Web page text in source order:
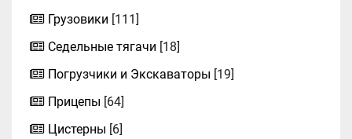
Грузовики [111]
Седельные тягачи [18]
Погрузчики и Экскаваторы [19]
Прицепы [64]
Цистерны [6]